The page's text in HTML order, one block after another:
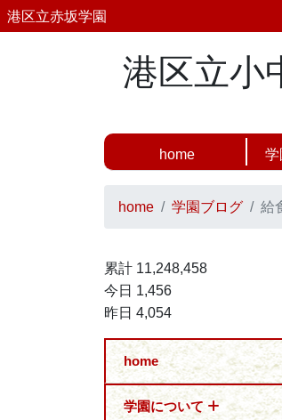
港区立赤坂学園
港区立小
home 学
home 学園ブログ 給
累計 11,248,458
今日 1,456
昨日 4,054
home
学園について